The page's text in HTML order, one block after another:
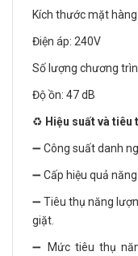
Kích thước mặt hàng
Điện áp: 240V
Số lượng chương
Độ ồn: 47 dB
♻️ Hiệu suất và tiêu
➖ Công suất danh
➖ Cấp hiệu quả
➖ Tiêu thụ năng
giặt.
➖ Mức tiêu thụ